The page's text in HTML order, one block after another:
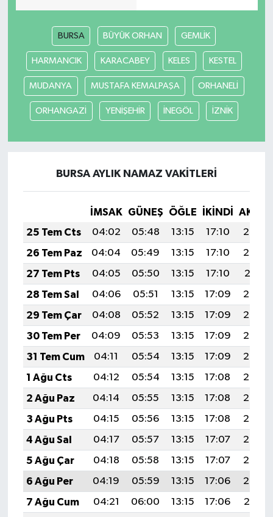
BURSA BÜYÜK ORHAN GEMLİK
HARMANCIK KARACABEY KELES KESTEL
MUDANYA MUSTAFA KEMALPAŞA ORHANELİ
ORHANGAZİ YENİŞEHİR İNEGÖL İZNİK
BURSA AYLIK NAMAZ VAKITLERI
İMSAK GÜNEŞ ÖĞLE İKINDI
25 Tem Cts
04:02 05:48 13:15 17:10
20:33
26 Tem Paz
04:04 05:49 13:15 17:10
20:32
27 Tem Pts
04:05 05:50 13:15 17:10
20:31
28 Tem Sal
04:06 05:51 13:15 17:09
20:30
29 Tem Çar
04:08 05:52 13:15 17:09
20:29
30 Tem Per
04:09 05:53 13:15 17:09
20:28
31 Tem Cum
04:11 05:54 13:15 17:09
20:27
1 Ağu Cts
04:12 05:54 13:15 17:08
20:26
2 Ağu Paz
04:14 05:55 13:15 17:08
20:25
3 Ağu Pts
04:15 05:56 13:15 17:08
20:24
4 Ağu Sal
04:17 05:57 13:15 17:07
20:23
5 Ağu Çar
04:18 05:58 13:15 17:07
20:22
6 Ağu Per
04:19 05:59 13:15 17:06
20:20
7 Ağu Cum
04:21 06:00 13:15 17:06 20:19